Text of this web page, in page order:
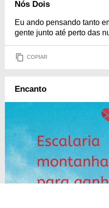
Nós Dois
Eu ando pensando tanto
gente junto até perto das
COPIAR
Encanto